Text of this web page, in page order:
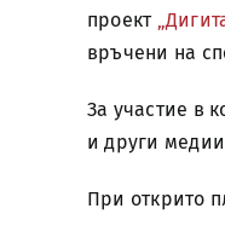
проект
връчени на
За участие в
и други
При открито